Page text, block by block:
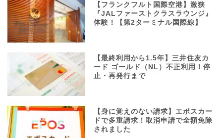
【フランクフルト国際空港】激狭
『JALファーストクラスラウンジ』
体験！【第2ターミナル国際線】
【最終利用から1.5年】三井住友カ
ード ゴールド（NL）不正利用！停
止・再発行まで
【身に覚えのない請求】エポスカー
ドで多重請求！取消申請で全額免除
されました